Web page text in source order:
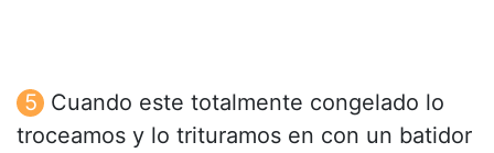
Cuando este totalmente congelado lo
troceamos y lo trituramos en con un batidor